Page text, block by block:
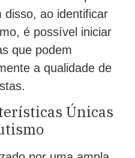
disso, ao identificar
é possível iniciar
que podem
a qualidade de
Únicas